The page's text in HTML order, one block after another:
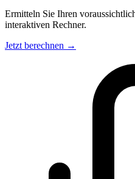
Ermitteln Sie Ihren
interaktiven Rechner.
Jetzt berechnen →